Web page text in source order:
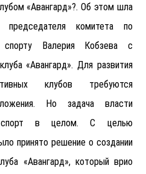
«Авангард»?. Об этом шла
комитета по
спорту Валерия Кобзева с
«Авангард». Для развития
клубов требуются
Но задача власти
спорт в целом. С целью
принято решение о создании
«Авангард», который врио